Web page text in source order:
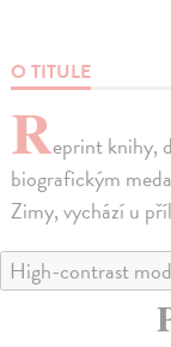
O TITULE
Reprint knihy,
biografickým
Zimy, vychází u
High-contrast